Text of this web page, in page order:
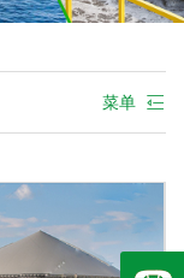
菜单